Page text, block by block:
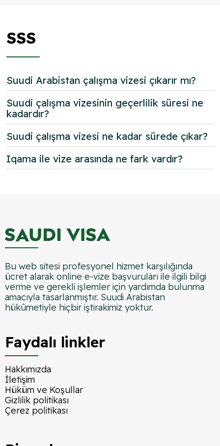
SSS
Suudi Arabistan çalışma vizesi çıkarır mı?
Suudi çalışma vizesinin geçerlilik süresi ne
kadardır?
Suudi çalışma vizesi ne kadar sürede çıkar?
Iqama ile vize arasında ne fark vardır?
Bu web sitesi profesyonel hizmet karşılığında
ücret alarak online e-vize başvuruları ile ilgili bilgi
verme ve gerekli işlemler için yardımda bulunma
amacıyla tasarlanmıştır. Suudi Arabistan
hükûmetiyle hiçbir iştirakimiz yoktur.
Faydalı linkler
Hakkımızda
İletişim
Hüküm ve Koşullar
Gizlilik politikası
Çerez politikası